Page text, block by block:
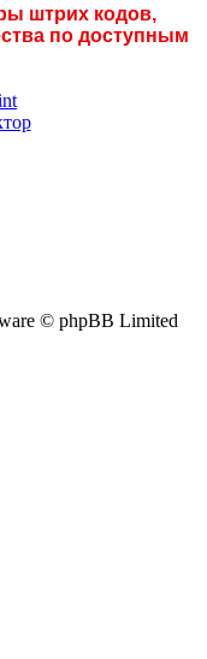
штрих кодов,
по доступным
© phpBB Limited